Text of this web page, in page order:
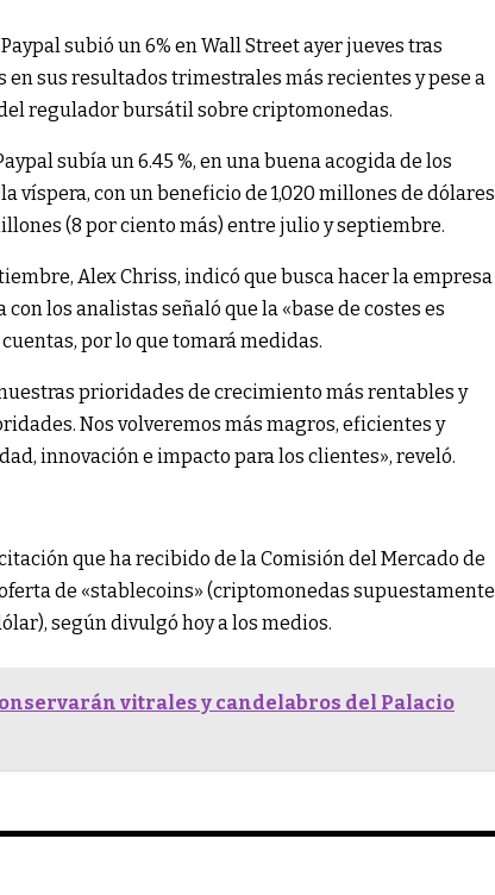
subió un 6% en Wall Street ayer jueves tras
sus resultados trimestrales más recientes y pese a
regulador bursátil sobre criptomonedas.
subía un 6.45 %, en una buena acogida de los
víspera, con un beneficio de 1,020 millones de dólares
(8 por ciento más) entre julio y septiembre.
Alex Chriss, indicó que busca hacer la empresa
los analistas señaló que la «base de costes es
por lo que tomará medidas.
prioridades de crecimiento más rentables y
Nos volveremos más magros, eficientes y
innovación e impacto para los clientes», reveló.
que ha recibido de la Comisión del Mercado de
de «stablecoins» (criptomonedas supuestamente
según divulgó hoy a los medios.
vitrales y candelabros del Palacio